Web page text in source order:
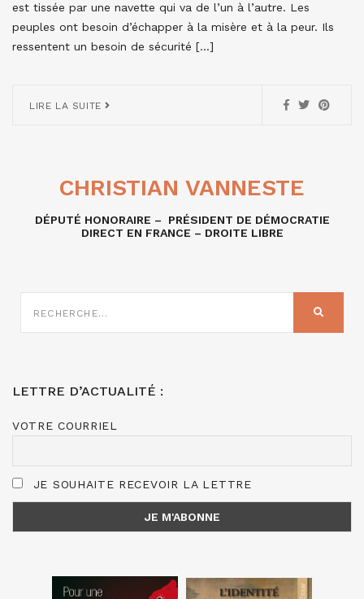
est tissée par une navette qui va de l’un à l’autre. Les
peuples ont besoin d’échapper à la misère et à la peur. Ils
ressentent un besoin de sécurité […]
LIRE LA SUITE
CHRISTIAN VANNESTE
DÉPUTÉ HONORAIRE – PRÉSIDENT DE DÉMOCRATIE
DIRECT EN FRANCE – DROITE LIBRE
SUR
LETTRE D’ACTUALITÉ :
VOTRE COURRIEL
JE SOUHAITE RECEVOIR LA LETTRE